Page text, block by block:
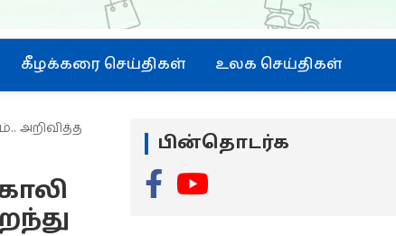
கீழக்கரை செய்திகள் உலக செய்திகள்
அறிவித்த
பின்தொடர்க